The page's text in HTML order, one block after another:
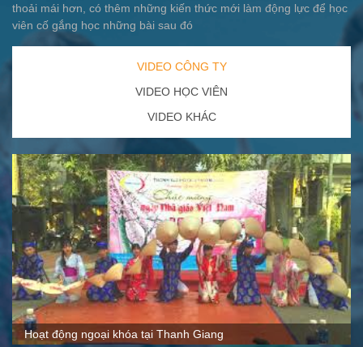
thoải mái hơn, có thêm những kiến thức mới làm động lực để học
viên cố gắng học những bài sau đó
VIDEO CÔNG TY
VIDEO HỌC VIÊN
VIDEO KHÁC
Quy mô, cách thức hoạt động tại Thanh Giang